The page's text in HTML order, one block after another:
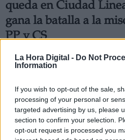
La Hora Digital - Do Not
Information
If you wish to opt-out of the sale,
processing of your personal or
targeted advertising by us, please
section to confirm your selection.
opt-out request is processed you
queda en Ciudad
gana la batalla a la
PP y CS
mural feminista en el
que iba a ser retirado bajo
Más artículos de este autor
miércoles, 27 de enero de 2021